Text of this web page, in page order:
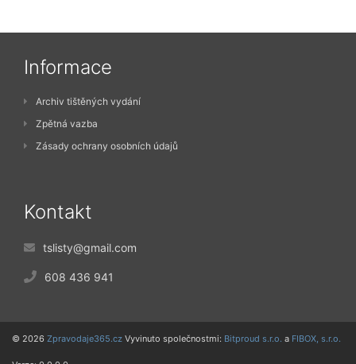
Informace
Archiv tištěných vydání
Zpětná vazba
Zásady ochrany osobních údajů
Kontakt
tslisty@gmail.com
608 436 941
© 2026 Zpravodaje365.cz Vyvinuto společnostmi: Bitproud s.r.o. a FIBOX, s.r.o.